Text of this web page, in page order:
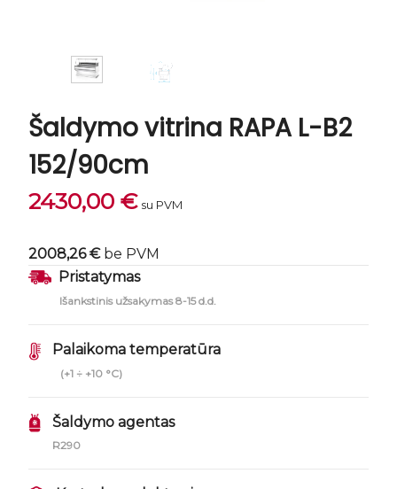
Šaldymo vitrina RAPA L-B2
152/90cm
2430,00 € su PVM
2008,26 €be PVM
Pristatymas
Išankstinis užsakymas 8-15 d.d.
Palaikoma temperatūra
(+1 ÷ +10 °C)
Šaldymo agentas
R290